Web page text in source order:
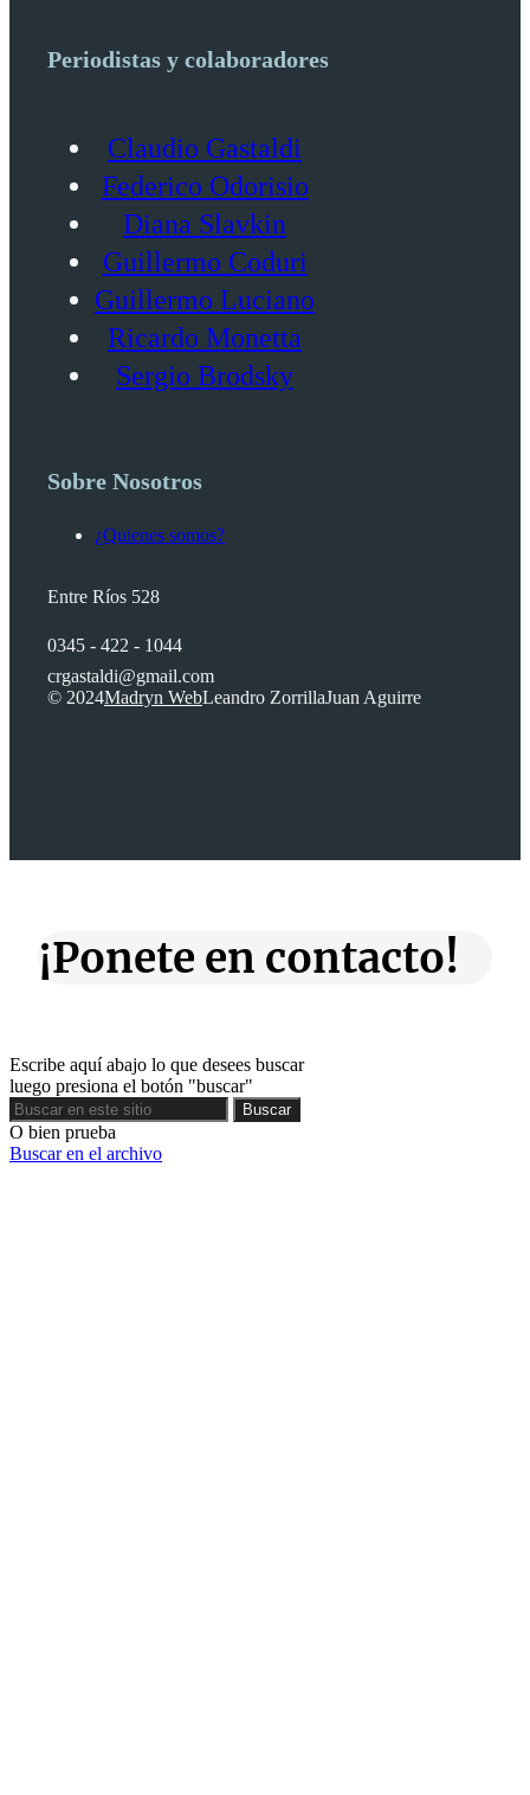
Periodistas y colaboradores
Claudio Gastaldi
Federico Odorisio
Diana Slavkin
Guillermo Coduri
Guillermo Luciano
Ricardo Monetta
Sergio Brodsky
Sobre Nosotros
¿Quienes somos?
Entre Ríos 528
0345 - 422 - 1044
crgastaldi@gmail.com
© 2024Madryn WebLeandro ZorrillaJuan Aguirre
¡Ponete en contacto!
Escribe aquí abajo lo que desees buscar
luego presiona el botón "buscar"
Buscar
Buscar
O bien prueba
Buscar en el archivo